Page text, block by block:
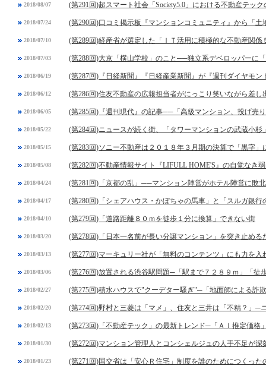
2018/08/07 (第291回)超スマート社会「Society5.0」における不動産テック
2018/07/24 (第290回)口コミ掲示板『マンションコミュニティ』から「土
2018/07/10 (第289回)経産省が選定した「ＩＴ活用に積極的な不動産関係
2018/07/03 (第288回)大京「横山学校」のこと──独立系デベロッパーに
2018/06/19 (第287回)『日経新聞』『日経産業新聞』が『週刊ダイヤモ
2018/06/12 (第286回)住友不動産の広報担当者がにっこり笑いながら差し
2018/06/05 (第285回)『週刊現代』の記事──「高級マンション、投げ売
2018/05/22 (第284回)ニュースが続く街、「タワーマンションの武蔵小杉
2018/05/15 (第283回)ソニー不動産は２０１８年３月期の決算で「黒字」
2018/05/08 (第282回)不動産情報サイト『LIFULL HOME'S』の自覚なき
2018/04/24 (第281回)「京都の乱」──マンション陣営がホテル陣営に敗北
2018/04/17 (第280回)「シェアハウス・かぼちゃの馬車」と「スルガ銀行
2018/04/10 (第279回)「道路距離８０ｍを徒歩１分に換算」できない街
2018/03/20 (第278回)「日本一名前が長い分譲マンション」を突き止める
2018/03/13 (第277回)マーキュリー社が「無料のコンテンツ」にも力を入
2018/03/06 (第276回)放置される渋谷駅問題─「駅まで７２８９ｍ」「徒
2018/02/27 (第275回)積水ハウスで"クーデター騒ぎ"─「地面師による詐
2018/02/20 (第274回)野村と三菱は「マメ」、住友と三井は「不精？」─
2018/02/13 (第273回)「不動産テック」の最新トレンド─「ＡＩ推定価格
2018/01/30 (第272回)マンション管理人とコンシェルジュの人手不足が深
2018/01/23 (第271回)国交省は「安心Ｒ住宅」制度を誰のためにつくった